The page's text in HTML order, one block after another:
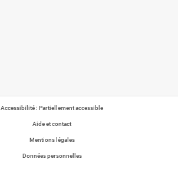
Accessibilité : Partiellement accessible
Aide et contact
Mentions légales
Données personnelles